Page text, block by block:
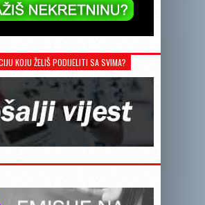
KOJU ŽELIŠ PODIJELITI SA SVIMA?